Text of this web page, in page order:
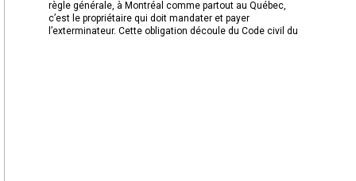
règle générale, à Montréal comme partout au Québec,
c’est le propriétaire qui doit mandater et payer
l’exterminateur. Cette obligation découle du Code civil du